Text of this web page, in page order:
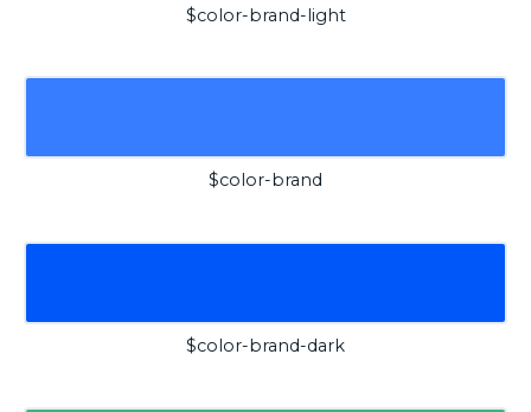
$color-brand-light
$color-brand
$color-brand-dark